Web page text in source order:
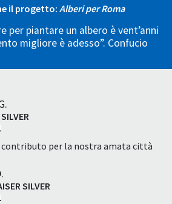
il progetto: Alberi per Roma
per piantare un albero è vent’anni
migliore è adesso”. Confucio
contributo per la nostra amata città
SILVER